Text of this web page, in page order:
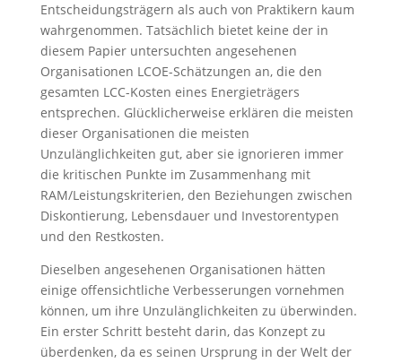
Entscheidungsträgern als auch von Praktikern kaum
wahrgenommen. Tatsächlich bietet keine der in
diesem Papier untersuchten angesehenen
Organisationen LCOE-Schätzungen an, die den
gesamten LCC-Kosten eines Energieträgers
entsprechen. Glücklicherweise erklären die meisten
dieser Organisationen die meisten
Unzulänglichkeiten gut, aber sie ignorieren immer
die kritischen Punkte im Zusammenhang mit
RAM/Leistungskriterien, den Beziehungen zwischen
Diskontierung, Lebensdauer und Investorentypen
und den Restkosten.
Dieselben angesehenen Organisationen hätten
einige offensichtliche Verbesserungen vornehmen
können, um ihre Unzulänglichkeiten zu überwinden.
Ein erster Schritt besteht darin, das Konzept zu
überdenken, da es seinen Ursprung in der Welt der